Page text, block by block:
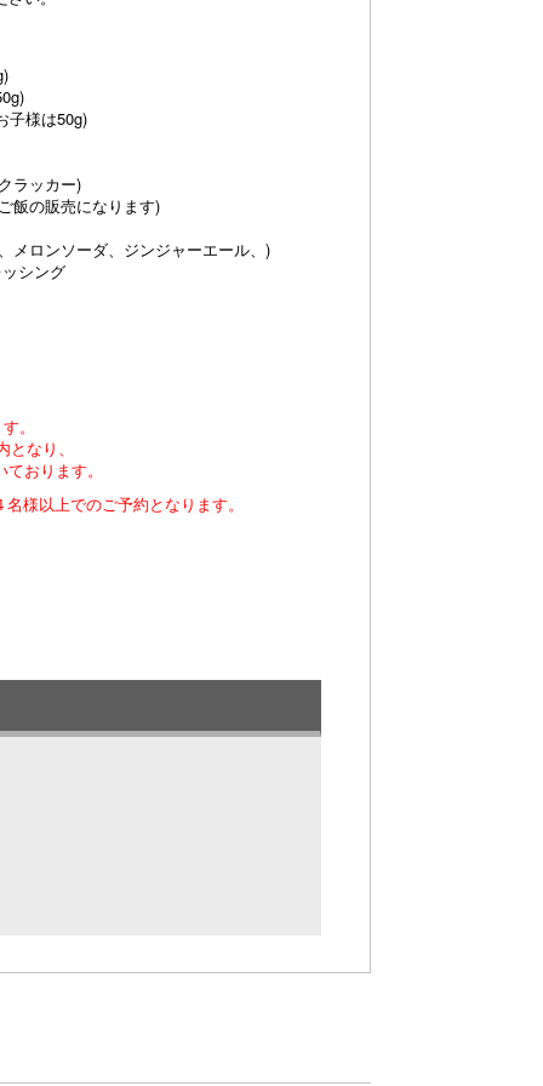
子様は50g)
ラッカー)
飯の販売になります)
メロンソーダ、ジンジャーエール、)
シング
。
なり、
おります。
様以上でのご予約となります。